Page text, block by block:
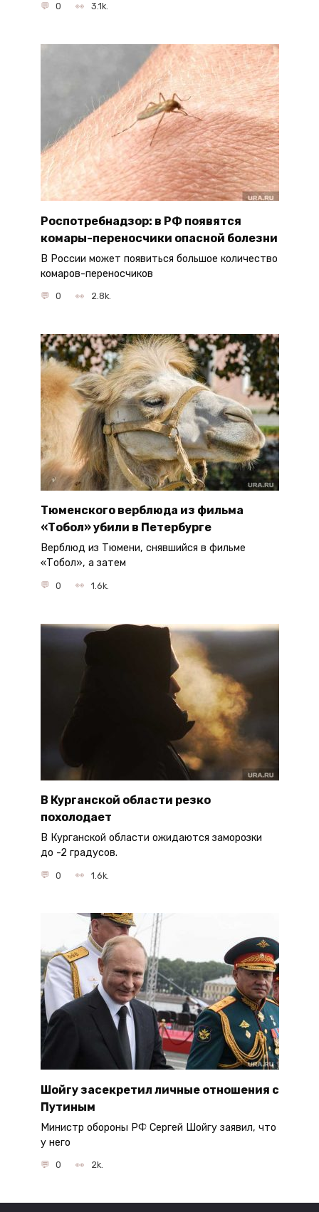
0 3.1k.
Роспотребнадзор: в РФ появятся
комары-переносчики опасной болезни
В России может появиться большое количество
комаров-переносчиков
0 2.8k.
Тюменского верблюда из фильма
«Тобол» убили в Петербурге
Верблюд из Тюмени, снявшийся в фильме
«Тобол», а затем
0 1.6k.
В Курганской области резко
похолодает
В Курганской области ожидаются заморозки
до -2 градусов.
0 1.6k.
Шойгу засекретил личные отношения с
Путиным
Министр обороны РФ Сергей Шойгу заявил, что
у него
0 2k.